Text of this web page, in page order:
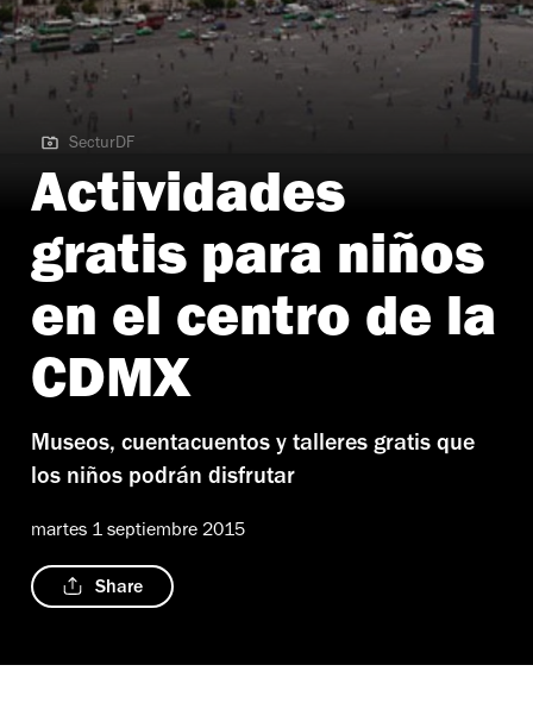
SecturDF
SecturDF
Actividades
gratis para niños
en el centro de la
CDMX
Museos, cuentacuentos y talleres gratis que
los niños podrán disfrutar
martes 1 septiembre 2015
Share